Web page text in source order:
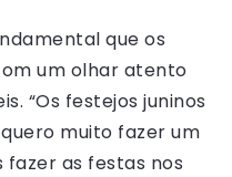
que os
um olhar atento
“Os festejos juninos
muito fazer um
as festas nos